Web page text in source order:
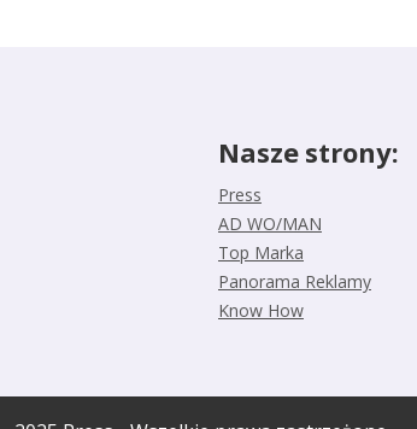
Nasze strony:
Press
AD WO/MAN
Top Marka
Panorama Reklamy
Know How